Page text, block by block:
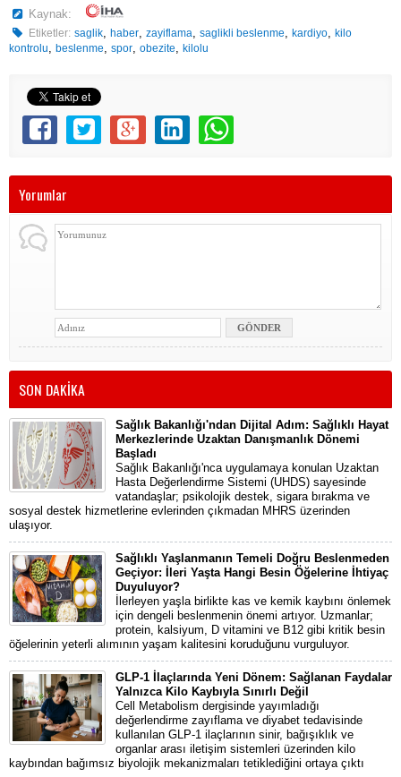
Kaynak:
Etiketler: saglik,haber,zayiflama,saglikli beslenme,kardiyo,kilo
kontrolu, beslenme, spor, obezite, kilolu
Yorumlar
SON DAKİKA
Sağlık Bakanlığı'ndan Dijital Adım: Sağlıklı Hayat
Merkezlerinde Uzaktan Danışmanlık Dönemi
Başladı
Sağlık Bakanlığı'nca uygulamaya konulan Uzaktan
Hasta Değerlendirme Sistemi (UHDS) sayesinde
vatandaşlar; psikolojik destek, sigara bırakma ve
sosyal destek hizmetlerine evlerinden çıkmadan MHRS üzerinden
ulaşıyor.
Sağlıklı Yaşlanmanın Temeli Doğru Beslenmeden
Geçiyor: İleri Yaşta Hangi Besin Öğelerine İhtiyaç
Duyuluyor?
İlerleyen yaşla birlikte kas ve kemik kaybını önlemek
için dengeli beslenmenin önemi artıyor. Uzmanlar;
protein, kalsiyum, D vitamini ve B12 gibi kritik besin
öğelerinin yeterli alımının yaşam kalitesini koruduğunu vurguluyor.
GLP-1 İlaçlarında Yeni Dönem: Sağlanan Faydalar
Yalnızca Kilo Kaybıyla Sınırlı Değil
Cell Metabolism dergisinde yayımladığı
değerlendirme zayıflama ve diyabet tedavisinde
kullanılan GLP-1 ilaçlarının sinir, bağışıklık ve
organlar arası iletişim sistemleri üzerinden kilo
kaybından bağımsız biyolojik mekanizmaları tetiklediğini ortaya çıktı